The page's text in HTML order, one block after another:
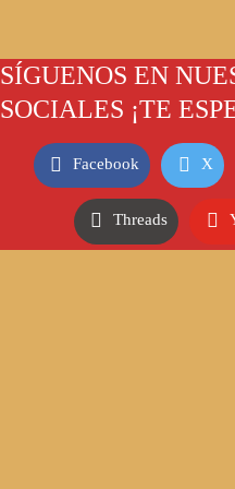
SÍGUENOS EN
SOCIALES ¡TE
Facebook X
Threads